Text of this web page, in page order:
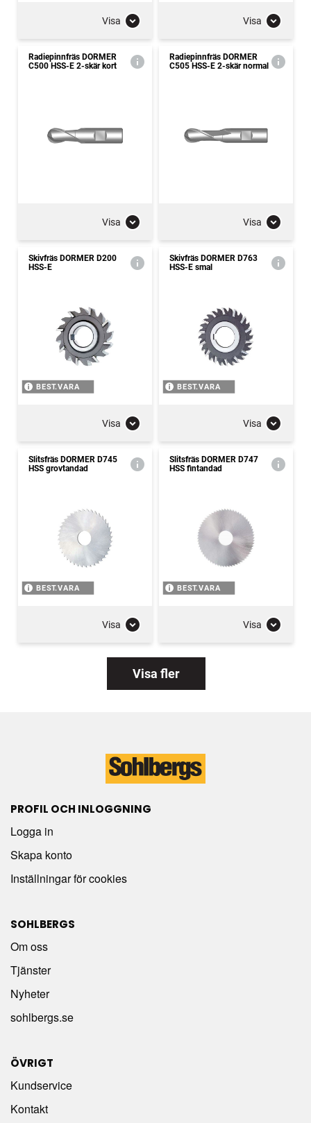
Visa Visa
Radiepinnfräs DORMER
C500 HSS-E 2-skär kort
Visa
Radiepinnfräs DORMER
C505 HSS-E 2-skär normal
Visa
Skivfräs DORMER D200
HSS-E
BEST.VARA
Visa
Skivfräs DORMER D763
HSS-E smal
BEST.VARA
Visa
Slitsfräs DORMER D745
HSS grovtandad
BEST.VARA
Visa
Slitsfräs DORMER D747
HSS fintandad
BEST.VARA
Visa
Visa fler
PROFIL OCH INLOGGNING
Logga in
Skapa konto
Inställningar för cookies
SOHLBERGS
Om oss
Tjänster
Nyheter
sohlbergs.se
ÖVRIGT
Kundservice
Kontakt